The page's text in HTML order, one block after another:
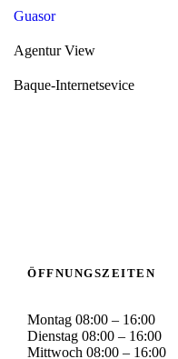
Guasor
Agentur View
Baque-Internetsevice
ÖFFNUNGSZEITEN
Montag 08:00 – 16:00
Dienstag 08:00 – 16:00
Mittwoch 08:00 – 16:00